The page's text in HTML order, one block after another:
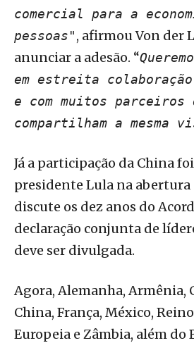
comercial para a
pessoas", afirmou Von der
anunciar a adesão. “
em estreita
e com muitos parceiros
compartilham a mesma
Já a participação da China
presidente Lula na abertura
discute os dez anos do
declaração conjunta de
deve ser divulgada.
Agora, Alemanha, Armênia,
China, França, México,
Europeia e Zâmbia, além do